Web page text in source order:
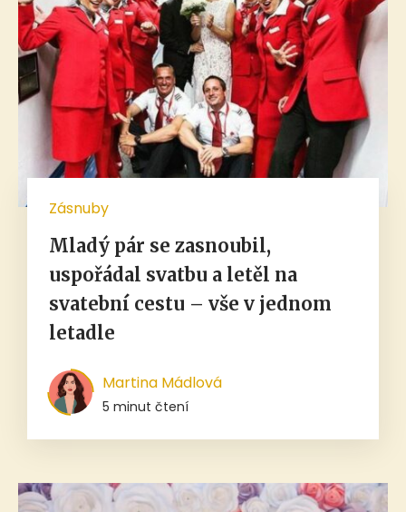
Zásnuby
Mladý pár se zasnoubil,
uspořádal svatbu a letěl na
svatební cestu – vše v jednom
letadle
Martina Mádlová
5 minut čtení